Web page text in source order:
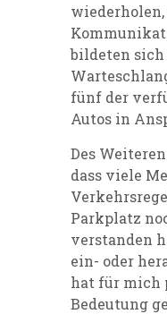
wiederholen,
bildeten sich
fünf der
Autos in
Des
dass viele
Parkplatz
verstanden
ein- oder
hat für mich
Bedeutung